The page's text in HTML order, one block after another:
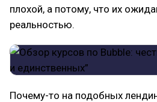
плохой, а потому, что их
реальностью.
Почему-то на подобных